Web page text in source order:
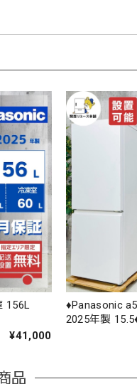
156L
¥41,000
♦️Panasonic
2025年製
品